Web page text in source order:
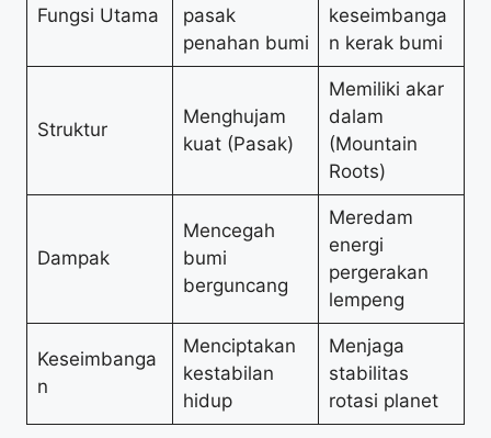
Fungsi Utama
pasak
penahan bumi
keseimbanga
n kerak bumi
Struktur
Menghujam
kuat (Pasak)
Memiliki akar
dalam
(Mountain
Roots)
Dampak
Mencegah
bumi
berguncang
Meredam
energi
pergerakan
lempeng
Keseimbanga
n
Menciptakan
kestabilan
hidup
Menjaga
stabilitas
rotasi planet